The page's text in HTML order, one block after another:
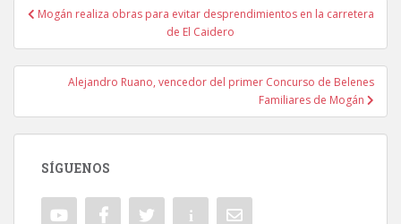
Navegación de entradas
Mogán realiza obras para evitar desprendimientos en la carretera
de El Caidero
Alejandro Ruano, vencedor del primer Concurso de Belenes
Familiares de Mogán
SÍGUENOS